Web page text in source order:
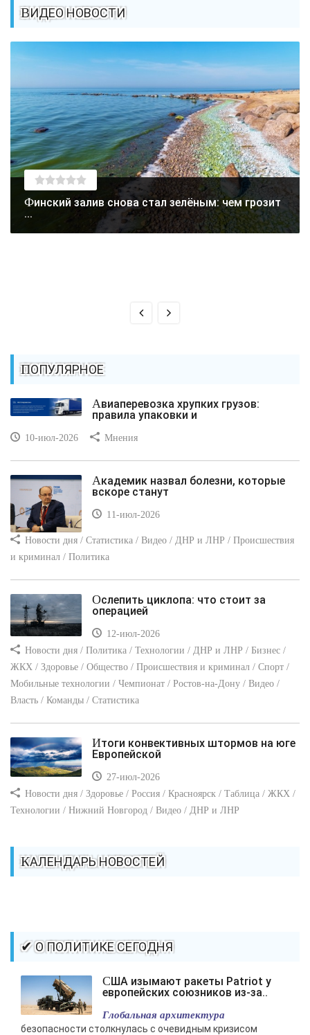
ВИДЕО НОВОСТИ
Финский залив снова стал зелёным: чем грозит
...
ПОПУЛЯРНОЕ
Авиаперевозка хрупких грузов:
правила упаковки и
10-июл-2026 Мнения
Академик назвал болезни, которые
вскоре станут
11-июл-2026
Новости дня / Статистика / Видео / ДНР и ЛНР / Происшествия
и криминал / Политика
Ослепить циклопа: что стоит за
операцией
12-июл-2026
Новости дня / Политика / Технологии / ДНР и ЛНР / Бизнес /
ЖКХ / Здоровье / Общество / Происшествия и криминал / Спорт /
Мобильные технологии / Чемпионат / Ростов-на-Дону / Видео /
Власть / Команды / Статистика
Итоги конвективных штормов на юге
Европейской
27-июл-2026
Новости дня / Здоровье / Россия / Красноярск / Таблица / ЖКХ /
Технологии / Нижний Новгород / Видео / ДНР и ЛНР
КАЛЕНДАРЬ НОВОСТЕЙ
✔ О ПОЛИТИКЕ СЕГОДНЯ
США изымают ракеты Patriot у
европейских союзников из-за..
Глобальная архитектура
безопасности столкнулась с очевидным кризисом